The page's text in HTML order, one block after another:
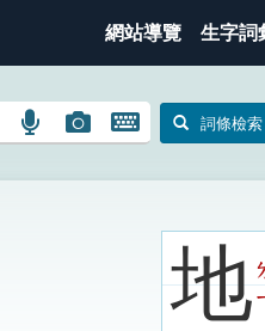
網站導覽 生字詞
語
搜
圖
搜
開
鍵
詞條檢索
地